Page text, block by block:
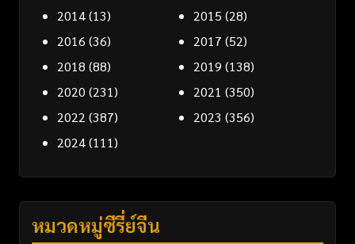
2014(13) 2015 (28)
2016 (36) 2017 (52)
2018 (88) 2019 (138)
2020 (231) 2021 (350)
2022 (387) 2023 (356)
2024(111)
หมวดหมู่ซีรี่ย์จีน